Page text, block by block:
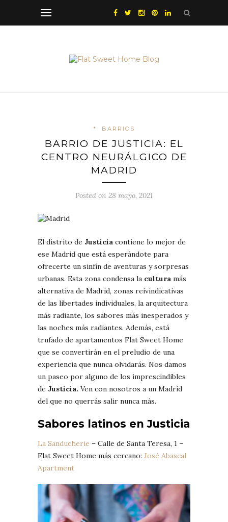
* BARRIOS
BARRIO DE JUSTICIA: EL
CENTRO NEURÁLGICO DE
MADRID
Posted on 28 mayo, 2021
El distrito de Justicia contiene lo mejor de
ese Madrid que está esperándote para
ofrecerte un sinfín de aventuras y sorpresas
urbanas. Esta zona condensa la cultura más
alternativa de Madrid, zonas reivindicativas
de las libertades individuales, la arquitectura
más radiante, los sabores más inesperados y
las noches más radiantes. Además, está
trufado de apartamentos Flat Sweet Home
que se convertirán en el preludio de una
experiencia que nunca olvidarás. Nos damos
un paseo por alguno de los imprescindibles
de Justicia. Ven con nosotros a un Madrid
del que no querrás salir nunca más.
Sabores latinos en Justicia
La Sanducherie – Calle de Santa Teresa, 1 –
Flat Sweet Home más cercano: José Abascal
Apartment